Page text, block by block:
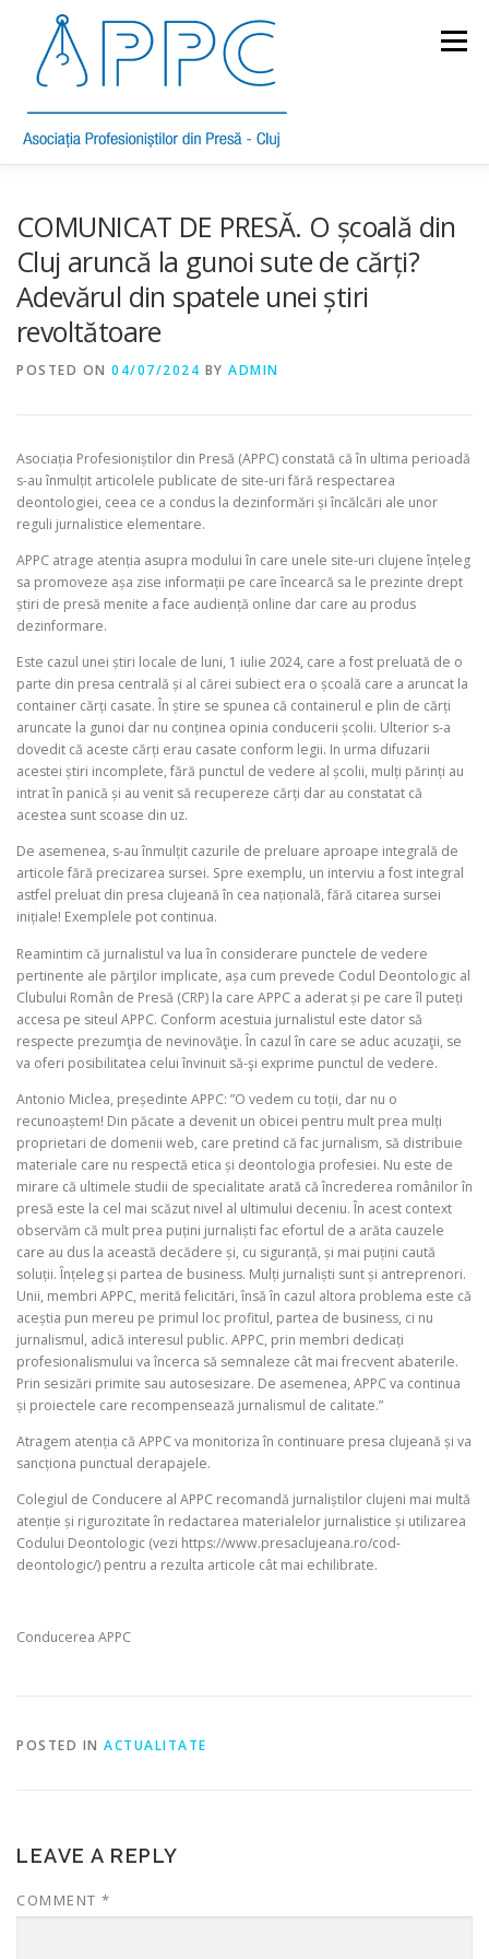
content
Menu
COMUNICATE BUNE PRACTICI PREMII
ANUAR 2020
COMUNICAT DE PRESĂ. O școală din
Cluj aruncă la gunoi sute de cărți?
Adevărul din spatele unei știri
revoltătoare
POSTED ON 04/07/2024 BY ADMIN
Asociația Profesioniștilor din Presă (APPC) constată că în ultima perioadă
s-au înmulțit articolele publicate de site-uri fără respectarea
deontologiei, ceea ce a condus la dezinformări și încălcări ale unor
reguli jurnalistice elementare.
APPC atrage atenția asupra modului în care unele site-uri clujene înțeleg
sa promoveze așa zise informații pe care încearcă sa le prezinte drept
știri de presă menite a face audiență online dar care au produs
dezinformare.
Este cazul unei știri locale de luni, 1 iulie 2024, care a fost preluată de o
parte din presa centrală și al cărei subiect era o școală care a aruncat la
container cărți casate. În știre se spunea că containerul e plin de cărți
aruncate la gunoi dar nu conținea opinia conducerii școlii. Ulterior s-a
dovedit că aceste cărți erau casate conform legii. In urma difuzarii
acestei știri incomplete, fără punctul de vedere al școlii, mulți părinți au
intrat în panică și au venit să recupereze cărți dar au constatat că
acestea sunt scoase din uz.
De asemenea, s-au înmulțit cazurile de preluare aproape integrală de
articole fără precizarea sursei. Spre exemplu, un interviu a fost integral
astfel preluat din presa clujeană în cea națională, fără citarea sursei
inițiale! Exemplele pot continua.
Reamintim că jurnalistul va lua în considerare punctele de vedere
pertinente ale părţilor implicate, așa cum prevede Codul Deontologic al
Clubului Român de Presă (CRP) la care APPC a aderat și pe care îl puteți
accesa pe siteul APPC. Conform acestuia jurnalistul este dator să
respecte prezumţia de nevinovăţie. În cazul în care se aduc acuzaţii, se
va oferi posibilitatea celui învinuit să-şi exprime punctul de vedere.
Antonio Miclea, președinte APPC: ”O vedem cu toții, dar nu o
recunoaștem! Din păcate a devenit un obicei pentru mult prea mulți
proprietari de domenii web, care pretind că fac jurnalism, să distribuie
materiale care nu respectă etica și deontologia profesiei. Nu este de
mirare că ultimele studii de specialitate arată că încrederea românilor în
presă este la cel mai scăzut nivel al ultimului deceniu. În acest context
observăm că mult prea puțini jurnaliști fac efortul de a arăta cauzele
care au dus la această decădere și, cu siguranță, și mai puțini caută
soluții. Înțeleg și partea de business. Mulți jurnaliști sunt și antreprenori.
Unii, membri APPC, merită felicitări, însă în cazul altora problema este că
aceștia pun mereu pe primul loc profitul, partea de business, ci nu
jurnalismul, adică interesul public. APPC, prin membri dedicați
profesionalismului va încerca să semnaleze cât mai frecvent abaterile.
Prin sesizări primite sau autosesizare. De asemenea, APPC va continua
și proiectele care recompensează jurnalismul de calitate.”
Atragem atenția că APPC va monitoriza în continuare presa clujeană și va
sancționa punctual derapajele.
Colegiul de Conducere al APPC recomandă jurnaliștilor clujeni mai multă
atenție și rigurozitate în redactarea materialelor jurnalistice și utilizarea
Codului Deontologic (vezi https://www.presaclujeana.ro/cod-
deontologic/) pentru a rezulta articole cât mai echilibrate.
Conducerea APPC
POSTED IN ACTUALITATE
LEAVE A REPLY
COMMENT *